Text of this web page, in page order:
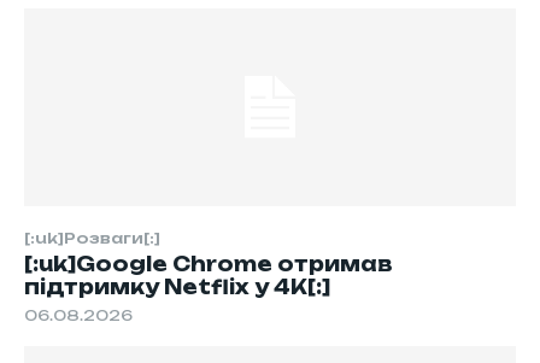
[:uk]Розваги[:]
[:uk]Google Chrome отримав
підтримку Netflix у 4K[:]
06.08.2026